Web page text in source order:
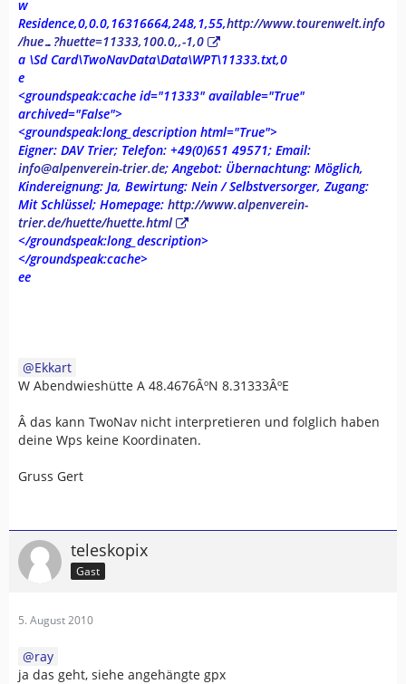
w
Residence,0,0.0,16316664,248,1,55,http://www.tourenwelt.info
/hue…?huette=11333,100.0,,-1,0
a \Sd Card\TwoNavData\Data\WPT\11333.txt,0
e
<groundspeak:cache id="11333" available="True"
archived="False">
<groundspeak:long_description html="True">
Eigner: DAV Trier; Telefon: +49(0)651 49571; Email:
info@alpenverein-trier.de; Angebot: Übernachtung: Möglich,
Kindereignung: Ja, Bewirtung: Nein / Selbstversorger, Zugang:
Mit Schlüssel; Homepage: http://www.alpenverein-
trier.de/huette/huette.html
</groundspeak:long_description>
</groundspeak:cache>
ee
Ekkart
W Abendwieshütte A 48.4676ÂºN 8.31333ÂºE
Â das kann TwoNav nicht interpretieren und folglich haben
deine Wps keine Koordinaten.
Gruss Gert
teleskopix
Gast
5. August 2010
ray
ja das geht, siehe angehängte gpx